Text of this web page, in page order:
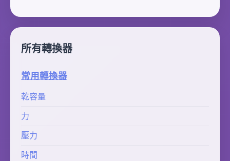
所有轉換器
常用轉換器
乾容量
力
壓力
時間